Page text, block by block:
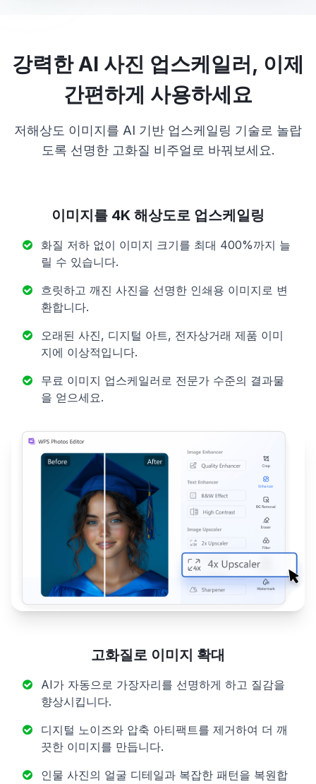
강력한 AI 사진 업스케일러, 이제
간편하게 사용하세요
저해상도 이미지를 AI 기반 업스케일링 기술로 놀랍
도록 선명한 고화질 비주얼로 바꿔보세요.
이미지를 4K 해상도로 업스케일링
화질 저하 없이 이미지 크기를 최대 400%까지 늘
릴 수 있습니다.
흐릿하고 깨진 사진을 선명한 인쇄용 이미지로 변
환합니다.
오래된 사진, 디지털 아트, 전자상거래 제품 이미
지에 이상적입니다.
무료 이미지 업스케일러로 전문가 수준의 결과물
을 얻으세요.
고화질로 이미지 확대
AI가 자동으로 가장자리를 선명하게 하고 질감을
향상시킵니다.
디지털 노이즈와 압축 아티팩트를 제거하여 더 깨
끗한 이미지를 만듭니다.
인물 사진의 얼굴 디테일과 복잡한 패턴을 복원합